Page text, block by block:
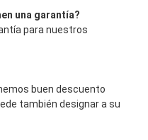
una garantía?
para nuestros
buen descuento
también designar a su